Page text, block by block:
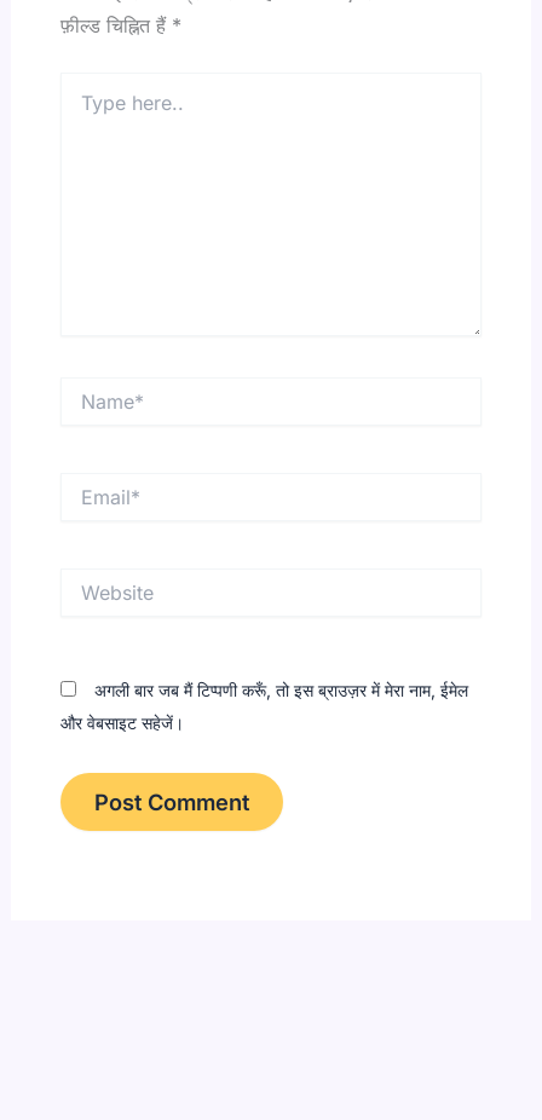
फ़ील्ड चिह्नित हैं *
here..
अगली बार जब मैं टिप्पणी करूँ, तो इस ब्राउज़र में मेरा नाम, ईमेल
और वेबसाइट सहेजें।